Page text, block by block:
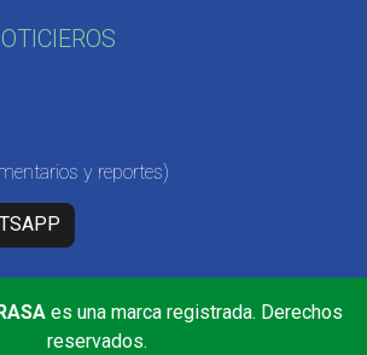
y reportes)
es una marca registrada. Derechos
reservados.